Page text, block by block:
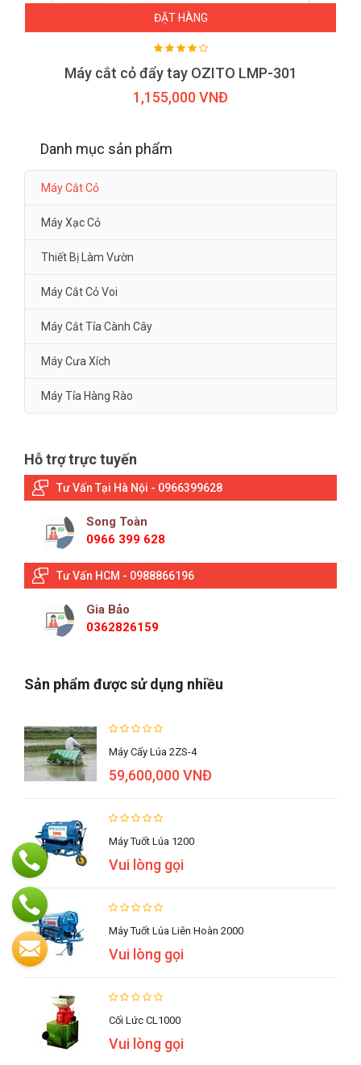
ĐẶT HÀNG
Máy cắt cỏ đẩy tay OZITO LMP-301
1,155,000 VNĐ
Danh mục sản phẩm
Máy Cắt Cỏ
Máy Xạc Cỏ
Thiết Bị Làm Vườn
Máy Cắt Cỏ Voi
Máy Cắt Tỉa Cành Cây
Máy Cưa Xích
Máy Tỉa Hàng Rào
Hỗ trợ trực tuyến
Tư Vấn Tại Hà Nội - 0966399628
Song Toàn
0966 399 628
Tư Vấn HCM - 0988866196
Gia Bảo
0362826159
Sản phẩm được sử dụng nhiều
Máy Cấy Lúa 2ZS-4
59,600,000 VNĐ
Máy Tuốt Lúa 1200
Vui lòng gọi
Máy Tuốt Lúa Liên Hoàn 2000
Vui lòng gọi
Cối Lức CL1000
Vui lòng gọi